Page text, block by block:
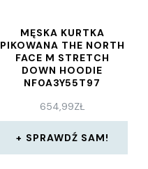
MĘSKA KURTKA
PIKOWANA THE NORTH
FACE M STRETCH
DOWN HOODIE
NF0A3Y55T97
654,99ZŁ
SPRAWDŹ SAM!